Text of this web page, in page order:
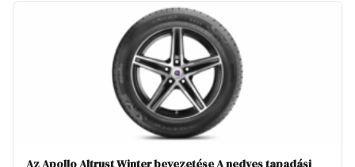
Az Apollo Altrust Winter bevezetése A nedves tapadási